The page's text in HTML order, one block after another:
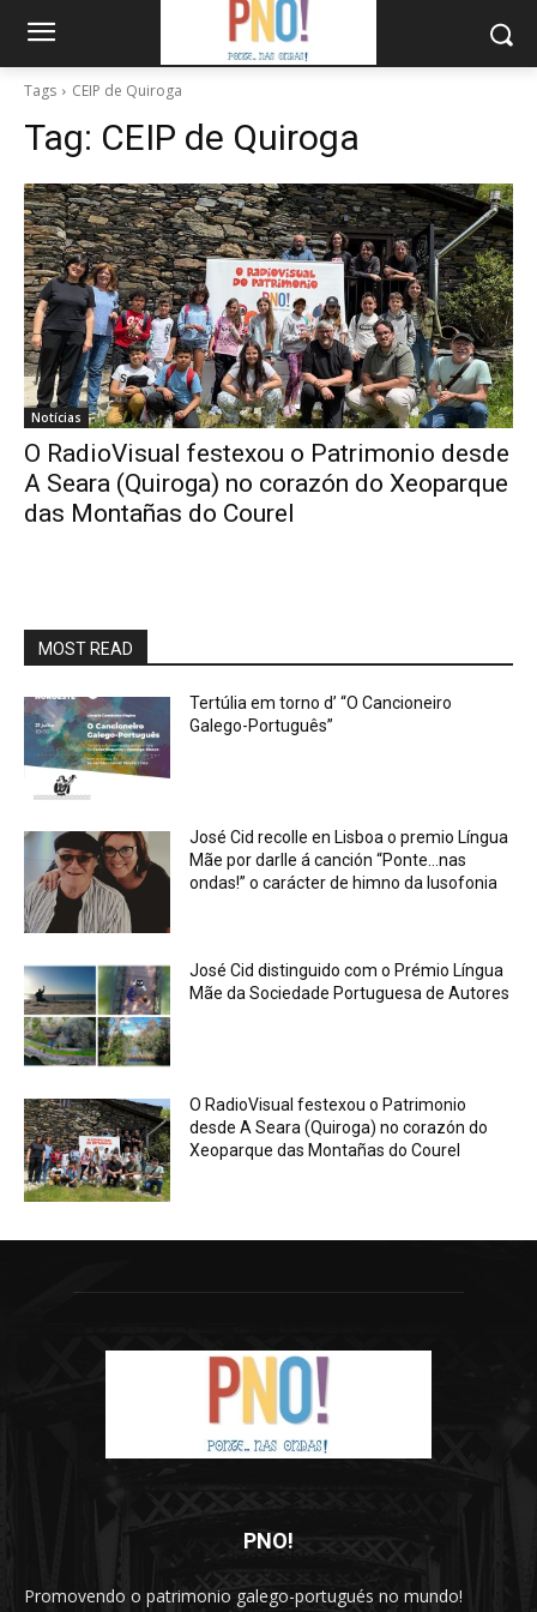
Tags CEIP de Quiroga
Tag: CEIP de Quiroga
Notícias
O RadioVisual festexou o Patrimonio desde
A Seara (Quiroga) no corazón do Xeoparque
das Montañas do Courel
MOST READ
Tertúlia em torno d’ “O Cancioneiro
Galego-Português”
José Cid recolle en Lisboa o premio Língua
Mãe por darlle á canción “Ponte…nas
ondas!” o carácter de himno da lusofonia
José Cid distinguido com o Prémio Língua
Mãe da Sociedade Portuguesa de Autores
O RadioVisual festexou o Patrimonio
desde A Seara (Quiroga) no corazón do
Xeoparque das Montañas do Courel
PNO!
Promovendo o patrimonio galego-portugués no mundo!